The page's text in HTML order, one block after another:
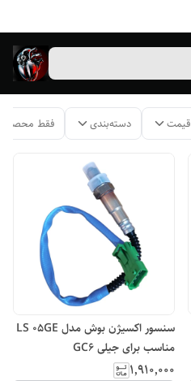
قیمت دسته‌بندی فقط
سنسور اکسیژن بوش مدل LS 05GE
مناسب برای جیلی GC6
۱٬۹۱۰٬۰۰۰